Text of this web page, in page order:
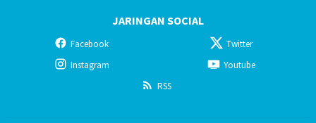
JARINGAN SOCIAL
Facebook
Twitter
Instagram
Youtube
RSS